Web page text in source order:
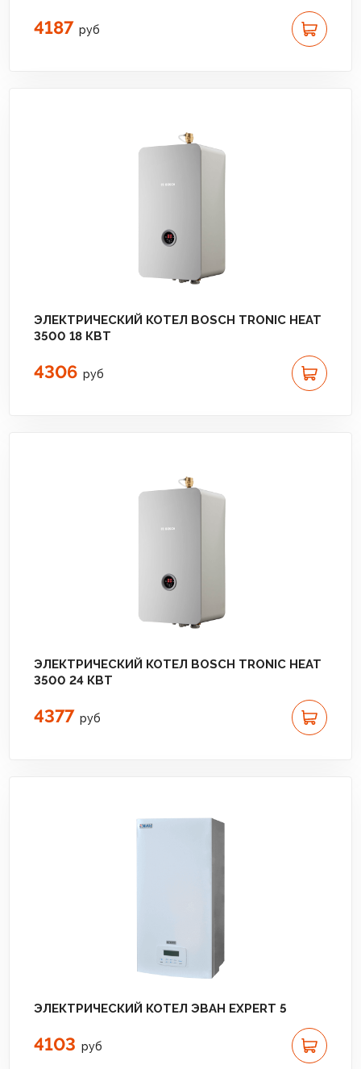
4187 руб
ЭЛЕКТРИЧЕСКИЙ КОТЕЛ BOSCH TRONIC HEAT
3500 18 КВТ
4306 руб
ЭЛЕКТРИЧЕСКИЙ КОТЕЛ BOSCH TRONIC HEAT
3500 24 КВТ
4377 руб
ЭЛЕКТРИЧЕСКИЙ КОТЕЛ ЭВАН EXPERT 5
4103 руб